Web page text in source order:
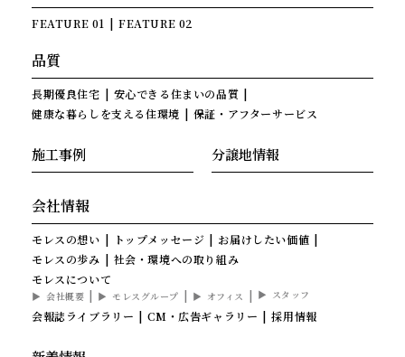
FEATURE 01 FEATURE 02
品質
長期優良住宅
安心できる住まいの品質
健康な暮らしを支える住環境
保証・アフターサービス
施工事例 分譲地情報
会社情報
モレスの想い トップメッセージ
お届けしたい価値
モレスの歩み
社会・環境への取り組み
モレスについて
会社概要 モレスグループ オフィス スタッフ
会報誌ライブラリー CM・広告ギャラリー 採用情報